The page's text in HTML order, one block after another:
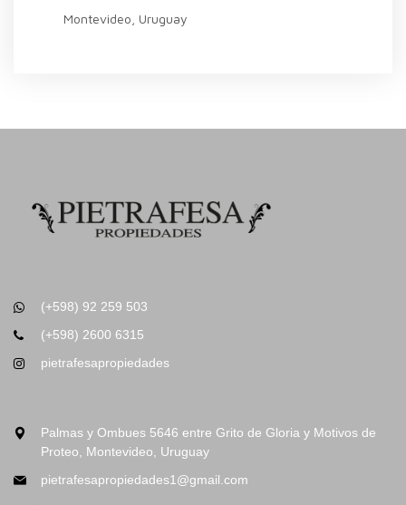
Montevideo, Uruguay
(+598) 92 259 503
(+598) 2600 6315
pietrafesapropiedades
Palmas y Ombues 5646 entre Grito de Gloria y Motivos de
Proteo, Montevideo, Uruguay
pietrafesapropiedades1@gmail.com